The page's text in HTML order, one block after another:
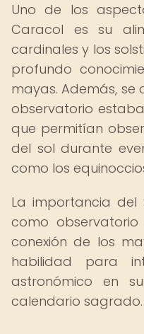
Uno de los
Caracol es su
cardinales y los
profundo
mayas. Además, se
observatorio
que permitían
del sol durante
como los
La importancia del
como
conexión de los
habilidad para
astronómico en
calendario sagrado.